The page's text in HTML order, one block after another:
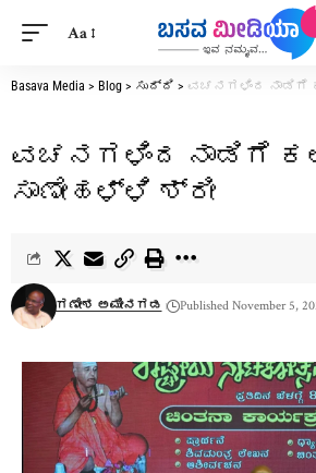
Aa
Basava Media > Blog > ಸುದ್ದಿ > ವಚನಗಳಿಂದ ನಾಡಿಗೆ
ವಚನಗಳಿಂದ ನಾಡಿಗೆ
ಸಾಣೇಹಳ್ಳಿ ಶ್ರೀ
ಗಣೇಶ ಅಮೀನಗಡ Published November 5,